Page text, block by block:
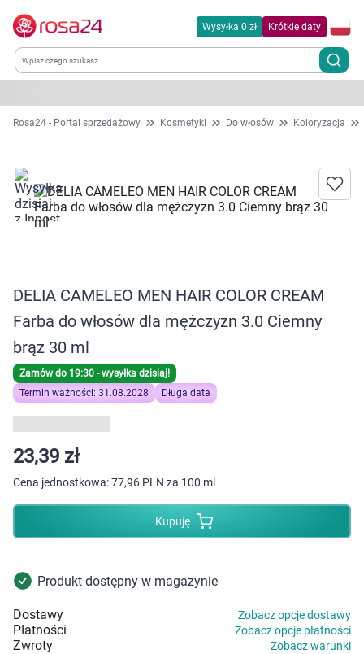
Wysyłka 0 zł Krótkie daty
Kategorie
Dla zwierząt
Kobieta w ciąży i mama
Dziecko
Kosmetyki
Mężczyzna
Zdrowy styl życia
Zabawki
Sprzęt medyczny
Rosa24 - Portal sprzedażowy Kosmetyki Do włosów Koloryzacja
DELIA CAMELEO MEN HAIR COLOR CREAM
Farba do włosów dla mężczyzn 3.0 Ciemny
brąz 30 ml
Zamów do 19:30 - wysyłka dzisiaj!
Termin ważności: 31.08.2028
Długa data
23,39 zł
Cena jednostkowa:77,96 PLN za 100 ml
Kupuję
Produkt dostępny w magazynie
Dostawy Zobacz opcje dostawy
Płatności Zobacz opcje płatności
Zwroty Zobacz warunki